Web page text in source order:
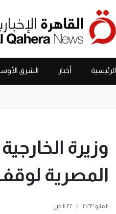
الرئيسية أخبار الشرق
وزيرة
المصرية
١١ مايو ٢٠٢٣ | ١١:٢٢ ص